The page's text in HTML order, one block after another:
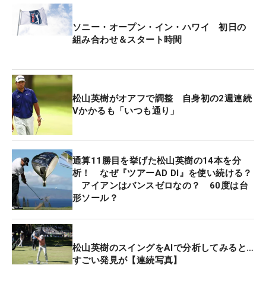
会ったので、言えないまま終わってしまいました」
と初々しい回答が返ってきた。
あとは『日差しが強いので目を大事にした方がいい
よ』という話をしてもらえました」と、身振り手振
り、直接的なアドバイスを得ることもできた。久
常、杉浦からも「練習ラウンドで、ミスしていい場
所を確認したり、そうやって準備してるんだなと思
いました」とプロの動きを知ることができた。
「海外が初めてで、パスポートもこのために初めて
取りました」と、16歳にとっては大冒険ともいえる
強いし、グリーン周りの芝が本当ねばっこくて難し
いです」と大きな違いを感じている。
ソニー・オープン・イン・ハワイ 初日の
組み合わせ＆スタート時間
松山英樹がオアフで調整 自身初の2週連続
Vかかるも「いつも通り」
通算11勝目を挙げた松山英樹の14本を分
析！ なぜ『ツアーAD DI』を使い続ける？
アイアンはバンスゼロなの？ 60度は台
形ソール？
松山英樹のスイングをAIで分析してみると…
すごい発見が【連続写真】